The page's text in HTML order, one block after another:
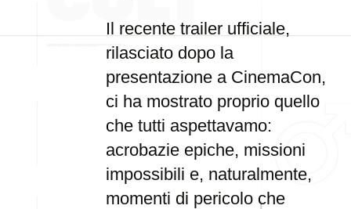
Il recente trailer ufficiale,
rilasciato dopo la
presentazione a CinemaCon,
ci ha mostrato proprio quello
che tutti aspettavamo:
acrobazie epiche, missioni
impossibili e, naturalmente,
momenti di pericolo che